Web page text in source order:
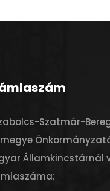
Szatmár-
Államkincstárnál